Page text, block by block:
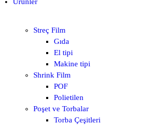
Streç Film
Gıda
El tipi
Makine tipi
Shrink Film
POF
Polietilen
Poşet ve Torbalar
Torba Çeşitleri